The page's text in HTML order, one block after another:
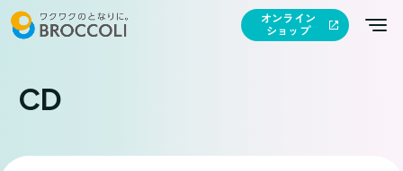
オンライン
ショップ
CD